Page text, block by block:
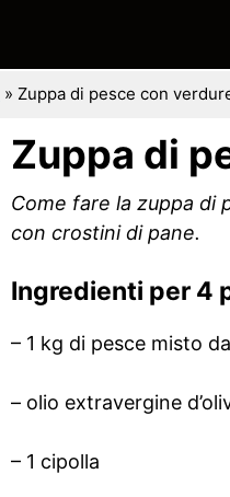
» Zuppa di pesce con
Zuppa di
Come fare la zuppa di
con crostini di pane.
Ingredienti per 4
– 1 kg di pesce misto
– olio extravergine
– 1 cipolla